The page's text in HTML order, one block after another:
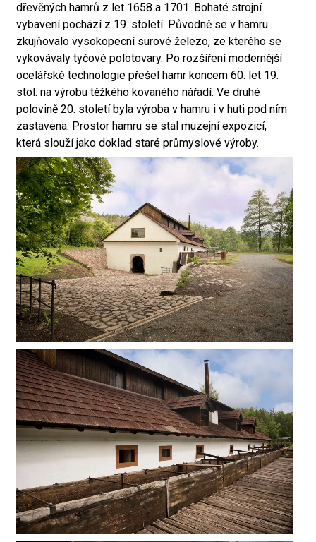
dřevěných hamrů z let 1658 a 1701. Bohaté strojní
vybavení pochází z 19. století. Původně se v hamru
zkujňovalo vysokopecní surové železo, ze kterého se
vykovávaly tyčové polotovary. Po rozšíření modernější
ocelářské technologie přešel hamr koncem 60. let 19.
stol. na výrobu těžkého kovaného nářadí. Ve druhé
polovině 20. století byla výroba v hamru i v huti pod ním
zastavena. Prostor hamru se stal muzejní expozicí,
která slouží jako doklad staré průmyslové výroby.